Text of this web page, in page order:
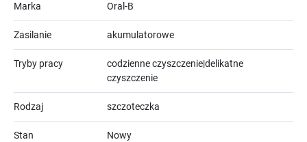
Marka Oral-B
Zasilanie akumulatorowe
Tryby pracy
codzienne czyszczenie|delikatne
czyszczenie
Rodzaj szczoteczka
Stan Nowy